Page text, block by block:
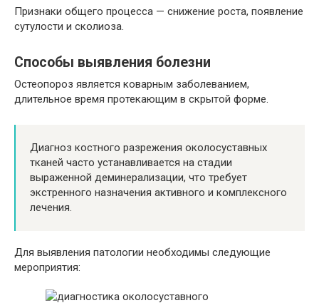
Признаки общего процесса — снижение роста, появление
сутулости и сколиоза.
Способы выявления болезни
Остеопороз является коварным заболеванием,
длительное время протекающим в скрытой форме.
Диагноз костного разрежения околосуставных
тканей часто устанавливается на стадии
выраженной деминерализации, что требует
экстренного назначения активного и комплексного
лечения.
Для выявления патологии необходимы следующие
мероприятия: